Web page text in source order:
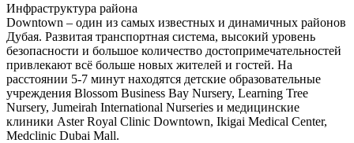
Инфраструктура района
Downtown – один из самых известных и динамичных районов
Дубая. Развитая транспортная система, высокий уровень
безопасности и большое количество достопримечательностей
привлекают всё больше новых жителей и гостей. На
расстоянии 5-7 минут находятся детские образовательные
учреждения Blossom Business Bay Nursery, Learning Tree
Nursery, Jumeirah International Nurseries и медицинские
клиники Aster Royal Clinic Downtown, Ikigai Medical Center,
Medclinic Dubai Mall.